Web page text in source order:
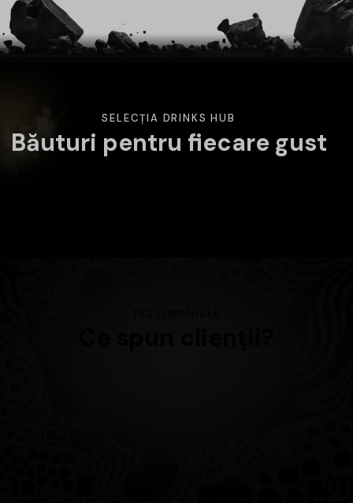
SELECȚIA DRINKS HUB
Băuturi pentru fiecare gust